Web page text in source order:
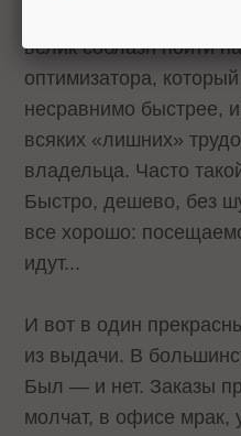
велик соблазн пойти
оптимизатора,
несравнимо быстрее,
всяких «лишних»
владельца. Часто
Быстро, дешево, без
все хорошо:
идут...
И вот в один
из выдачи. В
Был — и нет. Заказы
молчат, в офисе мрак,